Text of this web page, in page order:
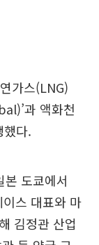
가스(LNG)
과 액화천
했다.
도쿄에서
스 대표와 마
김정관 산업